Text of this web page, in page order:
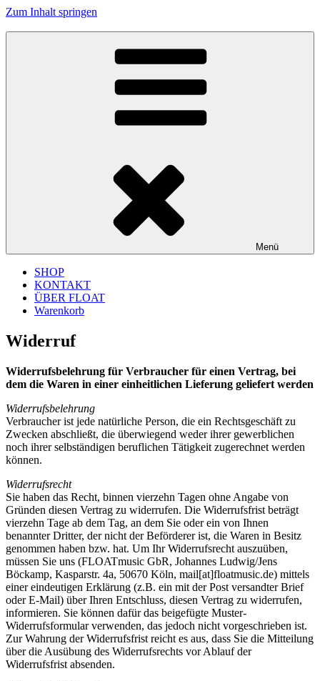
Zum Inhalt springen
junges Label für improvisierte Musik und Jazz aus Köln
Menü
SHOP
KONTAKT
ÜBER FLOAT
Warenkorb
Widerruf
Widerrufsbelehrung für Verbraucher für einen Vertrag, bei
dem die Waren in einer einheitlichen Lieferung geliefert werden
Widerrufsbelehrung
Verbraucher ist jede natürliche Person, die ein Rechtsgeschäft zu
Zwecken abschließt, die überwiegend weder ihrer gewerblichen
noch ihrer selbständigen beruflichen Tätigkeit zugerechnet werden
können.
Widerrufsrecht
Sie haben das Recht, binnen vierzehn Tagen ohne Angabe von
Gründen diesen Vertrag zu widerrufen. Die Widerrufsfrist beträgt
vierzehn Tage ab dem Tag, an dem Sie oder ein von Ihnen
benannter Dritter, der nicht der Beförderer ist, die Waren in Besitz
genommen haben bzw. hat. Um Ihr Widerrufsrecht auszuüben,
müssen Sie uns (FLOATmusic GbR, Johannes Ludwig/Jens
Böckamp, Kasparstr. 4a, 50670 Köln, mail[at]floatmusic.de) mittels
einer eindeutigen Erklärung (z.B. ein mit der Post versandter Brief
oder E-Mail) über Ihren Entschluss, diesen Vertrag zu widerrufen,
informieren. Sie können dafür das beigefügte Muster-
Widerrufsformular verwenden, das jedoch nicht vorgeschrieben ist.
Zur Wahrung der Widerrufsfrist reicht es aus, dass Sie die Mitteilung
über die Ausübung des Widerrufsrechts vor Ablauf der
Widerrufsfrist absenden.